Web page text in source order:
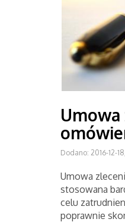
Dodano: 2016-12-
Umowa
stosowana
celu
poprawnie